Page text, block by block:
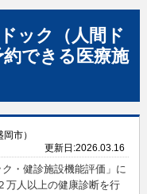
ック（人間ド
約できる 医療施
岡市）
更新日:2026.03.16
ク・健診施設機能評価」に
万人以上の健康診断を行